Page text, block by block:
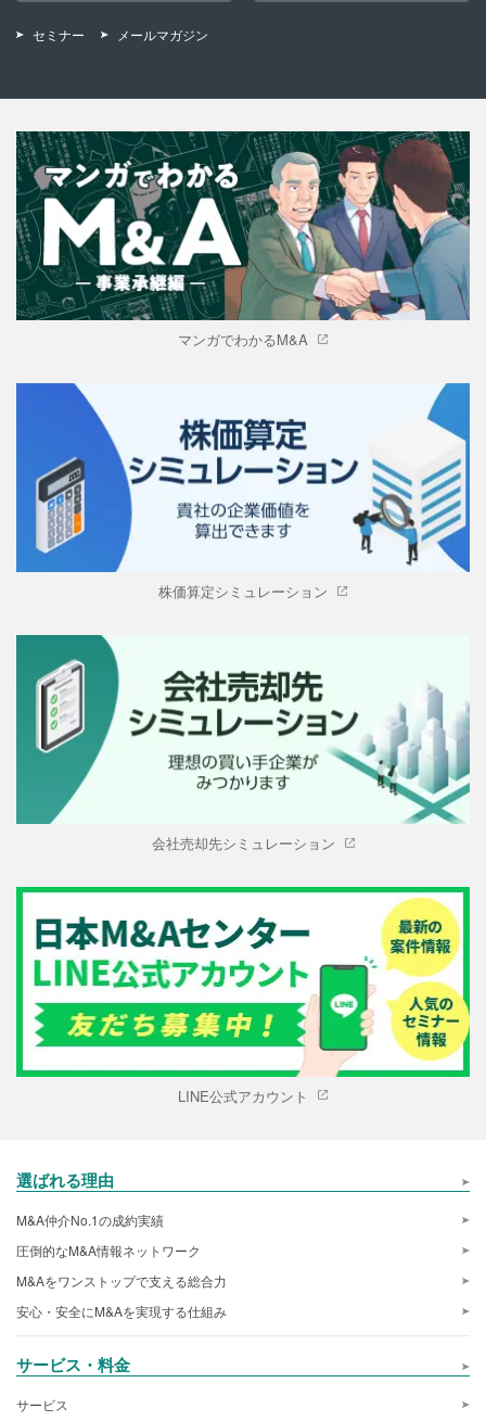
セミナー メールマガジン
マンガでわかるM&A
株価算定シミュレーション
会社売却先シミュレーション
LINE公式アカウント
選ばれる理由
M&A仲介No.1の成約実績
圧倒的なM&A情報ネットワーク
M&Aをワンストップで支える総合力
安心・安全にM&Aを実現する仕組み
サービス・料金
サービス